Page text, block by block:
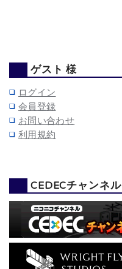
ゲスト 様
ログイン
会員登録
お問い合わせ
利用規約
CEDECチャンネル